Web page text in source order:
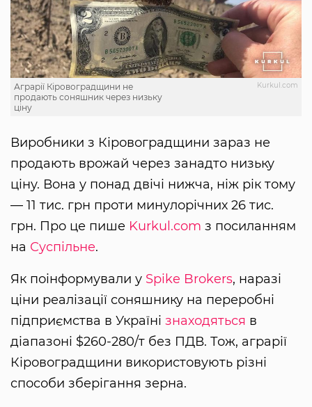
Kurkul.com
Аграрії Кіровоградщини не
продають соняшник через низьку
ціну
Виробники з Кіровоградщини зараз не
продають врожай через занадто низьку
ціну. Вона у понад двічі нижча, ніж рік тому
— 11 тис. грн проти минулорічних 26 тис.
грн. Про це пише Kurkul.com з посиланням
на Суспільне.
Як поінформували у Spike Brokers, наразі
ціни реалізації соняшнику на переробні
підприємства в Україні знаходяться в
діапазоні $260-280/т без ПДВ. Тож, аграрії
Кіровоградщини використовують різні
способи зберігання зерна.